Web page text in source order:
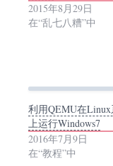
2015年8月29日
在“乱七八糟”中
利用QEMU在
上运行Windows7
2016年7月9日
在“教程”中